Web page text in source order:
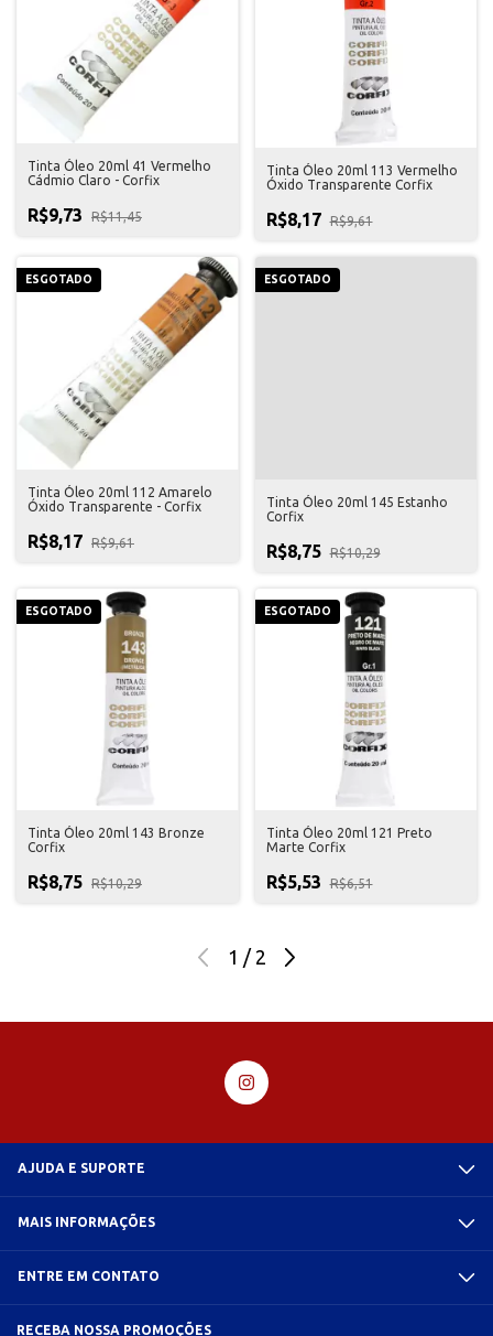
Tinta Óleo 20ml 41 Vermelho
Cádmio Claro - Corfix
R$9,73 R$11,45
Tinta Óleo 20ml 113 Vermelho
Óxido Transparente Corfix
R$8,17 R$9,61
ESGOTADO
Tinta Óleo 20ml 112 Amarelo
Óxido Transparente - Corfix
R$8,17 R$9,61
ESGOTADO
Tinta Óleo 20ml 145 Estanho
Corfix
R$8,75 R$10,29
ESGOTADO
Tinta Óleo 20ml 143 Bronze
Corfix
R$8,75 R$10,29
ESGOTADO
Tinta Óleo 20ml 121 Preto
Marte Corfix
R$5,53 R$6,51
1 / 2
AJUDA E SUPORTE
MAIS INFORMAÇÕES
ENTRE EM CONTATO
RECEBA NOSSA PROMOÇÕES